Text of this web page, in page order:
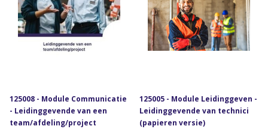
125008 - Module Communicatie
- Leidinggevende van een
team/afdeling/project
125005 - Module Leidinggeven -
Leidinggevende van technici
(papieren versie)